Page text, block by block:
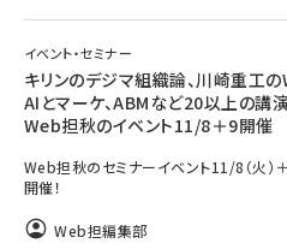
イベント・セミナー
キリンのデジマ組織論、川崎重工の
AIとマーケ、ABMなど20以上の講
Web担秋のイベント11/8＋9開催
Web担秋のセミナーイベント11/8（火）
開催！
Web担編集部